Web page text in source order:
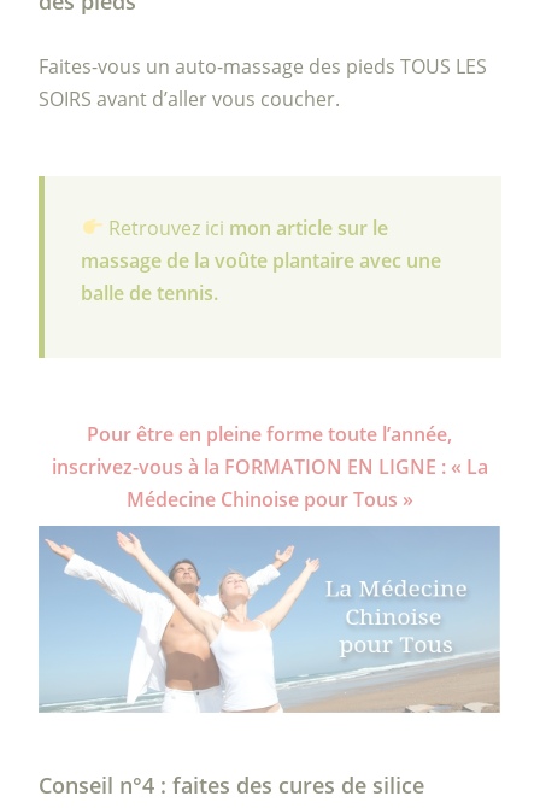
Faites-vous un auto-massage des pieds TOUS LES
SOIRS avant d’aller vous coucher.
Retrouvez ici mon article sur le
massage de la voûte plantaire avec une
balle de tennis.
Pour être en pleine forme toute l’année,
inscrivez-vous à la FORMATION EN LIGNE : « La
Médecine Chinoise pour Tous »
Conseil n°4 : faites des cures de silice